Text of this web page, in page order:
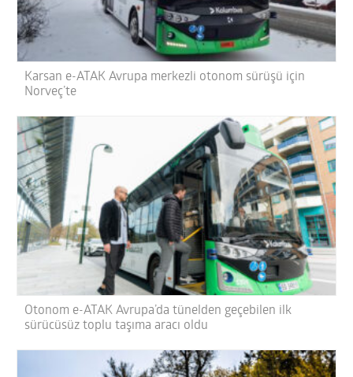
Karsan e-ATAK Avrupa merkezli otonom sürüşü için
Norveç’te
Otonom e-ATAK Avrupa’da tünelden geçebilen ilk
sürücüsüz toplu taşıma aracı oldu